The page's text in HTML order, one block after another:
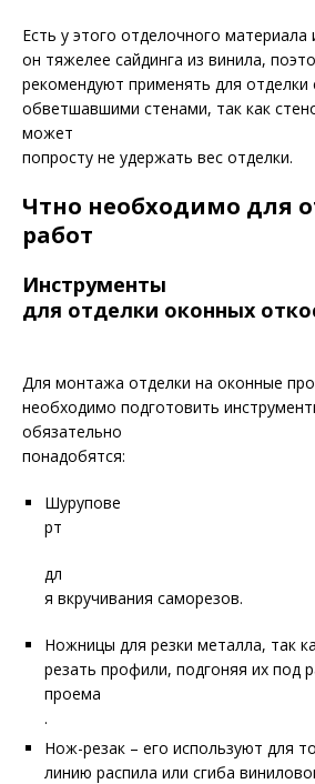
Есть у этого отделочного
он тяжелее сайдинга из винила,
рекомендуют применять для отделки
обветшавшими стенами, так как
может
попросту не удержать вес отделки.
Чтно необходимо для
работ
Инструменты
для отделки оконных
Для монтажа отделки на оконные
необходимо подготовить
обязательно
понадобятся:
Шурупове
рт
дл
я вкручивания саморезов.
Ножницы для резки металла, так
резать профили, подгоняя их под
проема
.
Нож-резак – его используют для
линию распила или сгиба